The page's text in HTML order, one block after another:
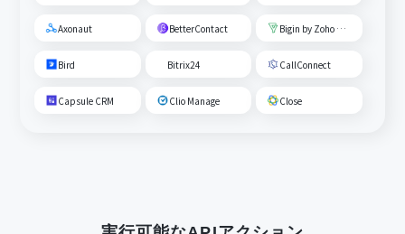
Axonaut BetterContact Bigin by Zoho CRM
Bird Bitrix24 CallConnect
Capsule CRM Clio Manage Close